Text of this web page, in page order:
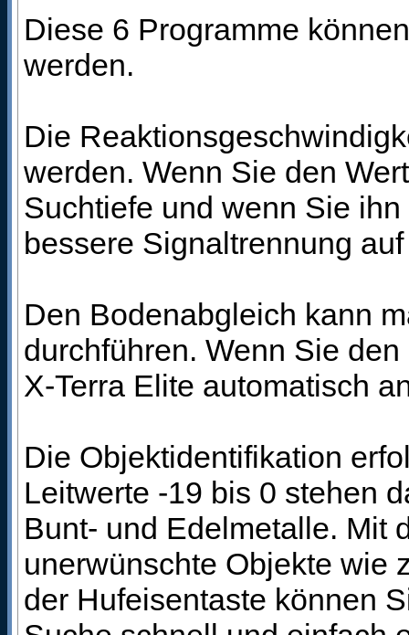
Diese 6 Programme
werden.
Die
werden. Wenn Sie den
Suchtiefe und wenn Sie
bessere Signaltrennung
Den Bodenabgleich kann
durchführen. Wenn Sie
X-Terra Elite automatisch
Die Objektidentifikation
Leitwerte -19 bis 0 stehen
Bunt- und Edelmetalle. Mit
unerwünschte Objekte wie
der Hufeisentaste können